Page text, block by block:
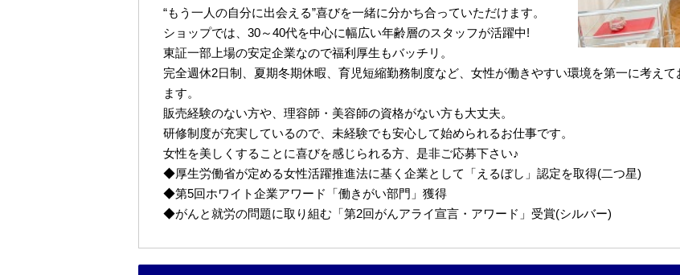
“もう一人の自分に出会える”喜びを一緒に分かち合っていただけます。
ショップでは、30～40代を中心に幅広い年齢層のスタッフが活躍中!
東証一部上場の安定企業なので福利厚生もバッチリ。
完全週休2日制、夏期冬期休暇、育児短縮勤務制度など、女性が働きやすい環境を第一に考え
ます。
販売経験のない方や、理容師・美容師の資格がない方も大丈夫。
研修制度が充実しているので、未経験でも安心して始められるお仕事です。
女性を美しくすることに喜びを感じられる方、是非ご応募下さい♪
◆厚生労働省が定める女性活躍推進法に基く企業として「えるぼし」認定を取得(二つ星)
◆第5回ホワイト企業アワード「働きがい部門」獲得
◆がんと就労の問題に取り組む「第2回がんアライ宣言・アワード」受賞(シルバー)